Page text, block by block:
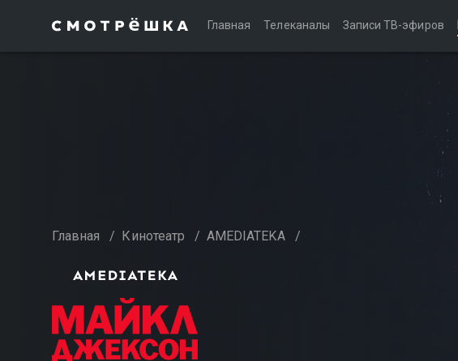
Главная Телеканалы Записи ТВ-эфиров
Главная / Кинотеатр / AMEDIATEKA /